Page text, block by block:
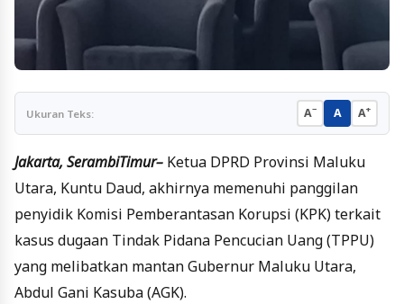
Ukuran Teks: A− A A+
Jakarta, SerambiTimur– Ketua DPRD Provinsi Maluku
Utara, Kuntu Daud, akhirnya memenuhi panggilan
penyidik Komisi Pemberantasan Korupsi (KPK) terkait
kasus dugaan Tindak Pidana Pencucian Uang (TPPU)
yang melibatkan mantan Gubernur Maluku Utara,
Abdul Gani Kasuba (AGK).